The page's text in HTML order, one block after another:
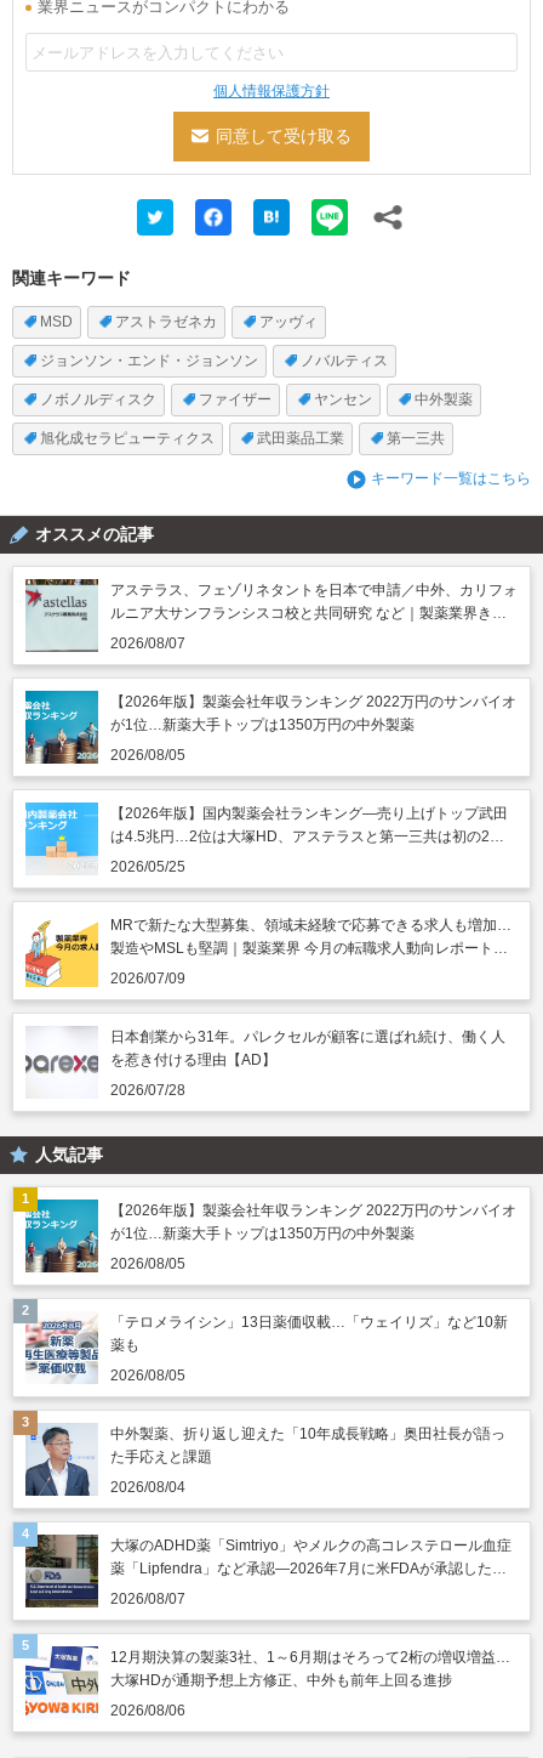
業界ニュースがコンパクトにわかる
個人情報保護方針
関連キーワード
MSD アストラゼネカ アッヴィ
ジョンソン・エンド・ジョンソン ノバルティス
ノボノルディスク ファイザー ヤンセン 中外製薬
旭化成セラピューティクス 武田薬品工業 第一三共
キーワード一覧はこちら
オススメの記事
アステラス、フェゾリネタントを日本で申請／中外、カリフォ
ルニア大サンフランシスコ校と共同研究 など｜製薬業界きょ
うのニュースまとめ読み（2026年8月7日）
2026/08/07
【2026年版】製薬会社年収ランキング 2022万円のサンバイオ
が1位…新薬大手トップは1350万円の中外製薬
2026/08/05
【2026年版】国内製薬会社ランキング―売り上げトップ武田
は4.5兆円…2位は大塚HD、アステラスと第一三共は初の2兆
円突破
2026/05/25
MRで新たな大型募集、領域未経験で応募できる求人も増加…
製造やMSLも堅調｜製薬業界 今月の転職求人動向レポート
（2026年7月）
2026/07/09
日本創業から31年。パレクセルが顧客に選ばれ続け、働く人
を惹き付ける理由【AD】
2026/07/28
人気記事
【2026年版】製薬会社年収ランキング 2022万円のサンバイオ
が1位…新薬大手トップは1350万円の中外製薬
2026/08/05
「テロメライシン」13日薬価収載…「ウェイリズ」など10新
薬も
2026/08/05
中外製薬、折り返し迎えた「10年成長戦略」奥田社長が語っ
た手応えと課題
2026/08/04
大塚のADHD薬「Simtriyo」やメルクの高コレステロール血症
薬「Lipfendra」など承認―2026年7月に米FDAが承認した新
薬
2026/08/07
12月期決算の製薬3社、1～6月期はそろって2桁の増収増益…
大塚HDが通期予想上方修正、中外も前年上回る進捗
2026/08/06